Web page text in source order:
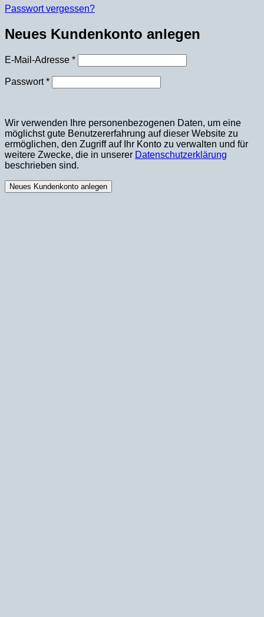
Passwort vergessen?
Neues Kundenkonto anlegen
E-Mail-Adresse *Erforderlich
Passwort*Erforderlich
Wir verwenden Ihre personenbezogenen Daten, um eine
möglichst gute Benutzererfahrung auf dieser Website zu
ermöglichen, den Zugriff auf Ihr Konto zu verwalten und für
weitere Zwecke, die in unserer Datenschutzerklärung
beschrieben sind.
Neues Kundenkonto anlegen